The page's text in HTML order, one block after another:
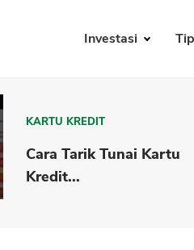
Investasi
KARTU KREDIT
Cara Tarik Tunai Kartu
Kredit...